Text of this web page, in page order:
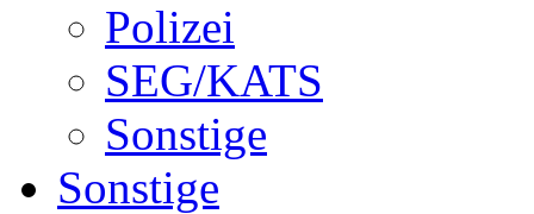
Polizei
SEG/KATS
Sonstige
Sonstige